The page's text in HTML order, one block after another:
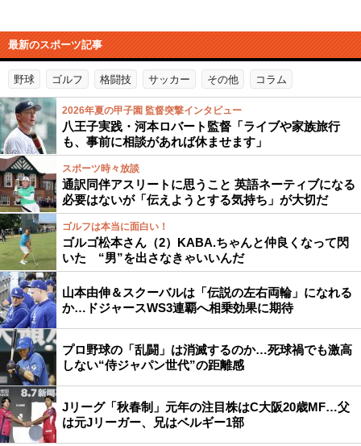
最新のスポーツ記事
野球 ゴルフ 格闘技 サッカー その他 コラム
2026年夏の甲子園 監督突撃インタビュー
八王子実践・河本ロバート監督「ライブや家族旅行
も、事前に相談があれば休ませます」
スポーツ時々放談
通訳同伴アスリートに思うこと 英語ネーティブになる
必要はないが「伝えようとする気持ち」が大切だ
ゴルフは本当に面白い！
ゴルゴ松本さん（2）KABA.ちゃんと仲良くなって閃
いた “男”を出さなきゃいいんだ
山本由伸＆スクーバルは「伝説の左右両輪」になれる
か…ドジャースWS3連覇へ相乗効果に期待
プロ野球の「乱闘」は消滅するのか…死球禍でも激高
しない“侍ジャパン世代”の距離感
Jリーグ「秋春制」元年の注目株はC大阪20歳MF…父
は元Jリーガー、兄はベルギー1部